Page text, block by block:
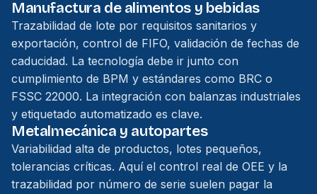
Manufactura de alimentos y bebidas
Trazabilidad de lote por requisitos sanitarios y
exportación, control de FIFO, validación de fechas de
caducidad. La tecnología debe ir junto con
cumplimiento de BPM y estándares como BRC o
FSSC 22000. La integración con balanzas industriales
y etiquetado automatizado es clave.
Metalmecánica y autopartes
Variabilidad alta de productos, lotes pequeños,
tolerancias críticas. Aquí el control real de OEE y la
trazabilidad por número de serie suelen pagar la